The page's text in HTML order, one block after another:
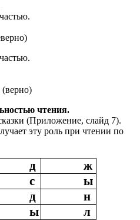
(верно)
чтения.
(Приложение, слайд 7).
эту роль при чтении по
д
ж
с
ы
д
н
ы л